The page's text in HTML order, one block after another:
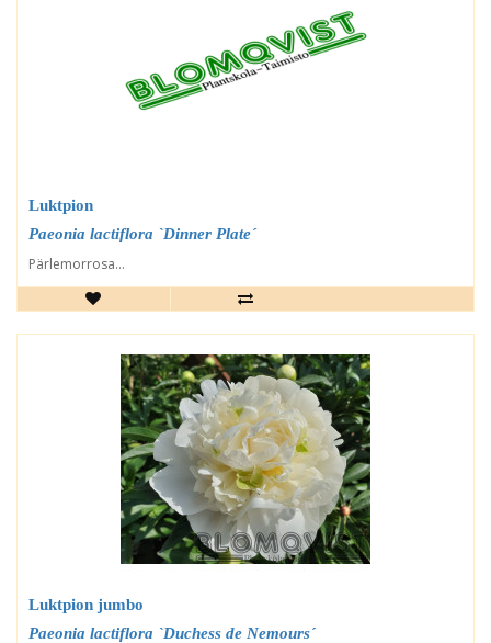
Luktpion
Paeonia lactiflora `Dinner Plate´
Pärlemorrosa...
Luktpion jumbo
Paeonia lactiflora `Duchess de Nemours´